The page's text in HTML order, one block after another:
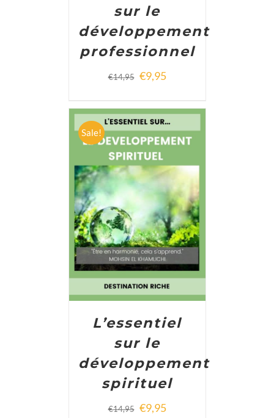
sur le
développement
professionnel
€14,95 €9,95
Sale!
ADD TO CART DETAILS
L’essentiel
sur le
développement
spirituel
€14,95 €9,95